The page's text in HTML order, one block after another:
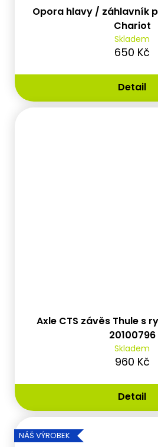
Opora hlavy / záhlavník
Chariot
Skladem
650 Kč
Detail
Axle CTS závěs Thule s
20100796
Skladem
960 Kč
Detail
NÁŠ VÝROBEK